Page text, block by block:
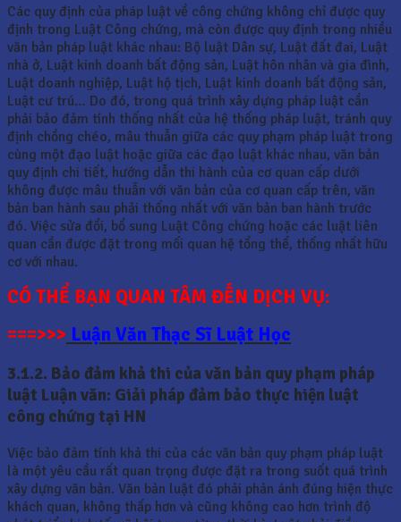
Các quy định của pháp luật về công chứng không chỉ được quy
định trong Luật Công chứng, mà còn được quy định trong nhiều
văn bản pháp luật khác nhau: Bộ luật Dân sự, Luật đất đai, Luật
nhà ở, Luật kinh doanh bất động sản, Luật hôn nhân và gia đình,
Luật doanh nghiệp, Luật hộ tịch, Luật kinh doanh bất động sản,
Luật cư trú… Do đó, trong quá trình xây dựng pháp luật cần
phải bảo đảm tính thống nhất của hệ thống pháp luật, tránh quy
định chồng chéo, mâu thuẫn giữa các quy phạm pháp luật trong
cùng một đạo luật hoặc giữa các đạo luật khác nhau, văn bản
quy định chi tiết, hướng dẫn thi hành của cơ quan cấp dưới
không được mâu thuẫn với văn bản của cơ quan cấp trên, văn
bản ban hành sau phải thống nhất với văn bản ban hành trước
đó. Việc sửa đổi, bổ sung Luật Công chứng hoặc các luật liên
quan cần được đặt trong mối quan hệ tổng thể, thống nhất hữu
cơ với nhau.
CÓ THỂ BẠN QUAN TÂM ĐẾN DỊCH VỤ:
===>>> Luận Văn Thạc Sĩ Luật Học
3.1.2. Bảo đảm khả thi của văn bản quy phạm pháp
luật Luận văn: Giải pháp đảm bảo thực hiện luật
công chứng tại HN
Việc bảo đảm tính khả thi của các văn bản quy phạm pháp luật
là một yêu cầu rất quan trọng được đặt ra trong suốt quá trình
xây dựng văn bản. Văn bản luật đó phải phản ánh đúng hiện thực
khách quan, không thấp hơn và cũng không cao hơn trình độ